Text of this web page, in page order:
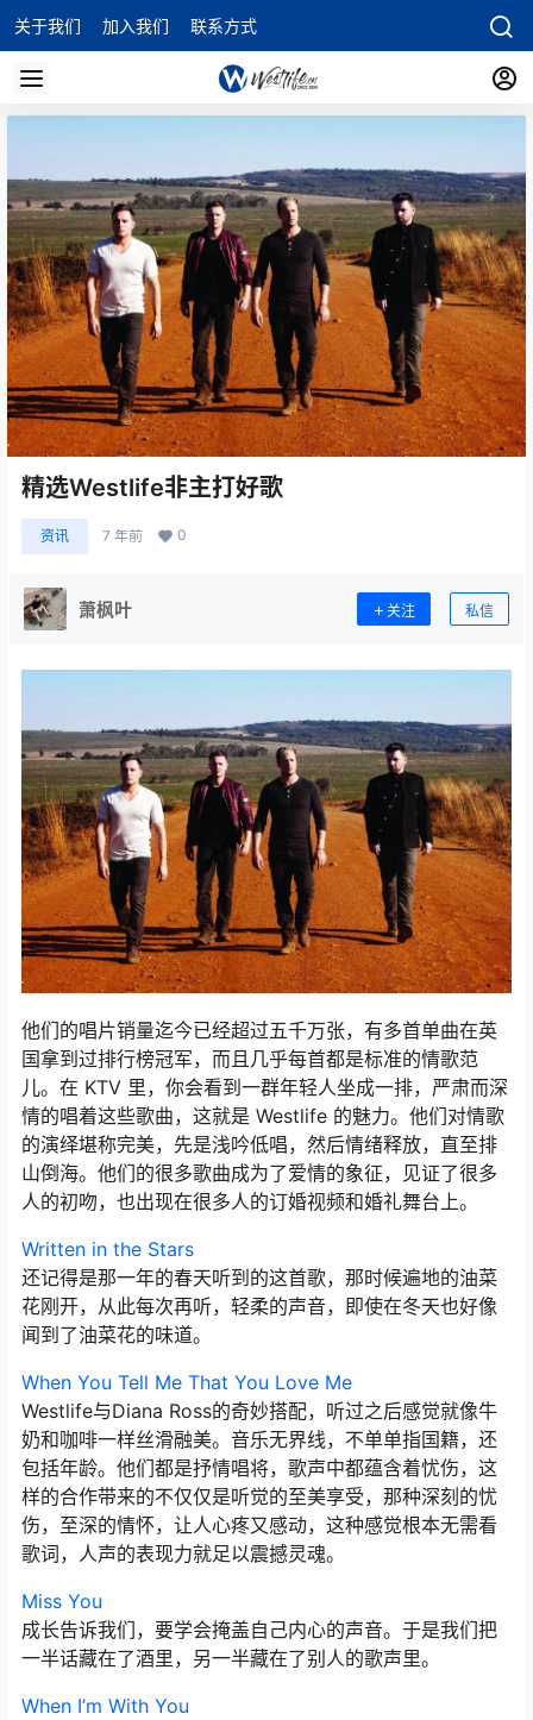
关于我们 加入我们 联系方式
精选Westlife非主打好歌
资讯 7 年前 0
萧枫叶 关注 私信
他们的唱片销量迄今已经超过五千万张，有多首单曲在英
国拿到过排行榜冠军，而且几乎每首都是标准的情歌范
儿。在 KTV 里，你会看到一群年轻人坐成一排，严肃而深
情的唱着这些歌曲，这就是 Westlife 的魅力。他们对情歌
的演绎堪称完美，先是浅吟低唱，然后情绪释放，直至排
山倒海。他们的很多歌曲成为了爱情的象征，见证了很多
人的初吻，也出现在很多人的订婚视频和婚礼舞台上。
Written in the Stars
还记得是那一年的春天听到的这首歌，那时候遍地的油菜
花刚开，从此每次再听，轻柔的声音，即使在冬天也好像
闻到了油菜花的味道。
When You Tell Me That You Love Me
Westlife与Diana Ross的奇妙搭配，听过之后感觉就像牛
奶和咖啡一样丝滑融美。音乐无界线，不单单指国籍，还
包括年龄。他们都是抒情唱将，歌声中都蕴含着忧伤，这
样的合作带来的不仅仅是听觉的至美享受，那种深刻的忧
伤，至深的情怀，让人心疼又感动，这种感觉根本无需看
歌词，人声的表现力就足以震撼灵魂。
Miss You
成长告诉我们，要学会掩盖自己内心的声音。于是我们把
一半话藏在了酒里，另一半藏在了别人的歌声里。
When I’m With You